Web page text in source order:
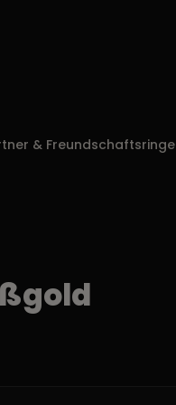
& Freundschaftsringe